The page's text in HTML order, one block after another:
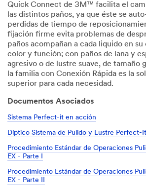
Quick Connect de 3M™ facilita el
las distintos paños, ya que éste se
perdidas de tiempo de
fijación firme evita problemas de
paños acompañan a cada liquido en
color y función; con paños de lana y
agresivo o de lustre suave, de tamaño
la familia con Conexión Rápida es la
superior para cada necesidad.
Documentos Asociados
Sistema Perfect-it en acción
Díptico Sistema de Pulido y Lustre Perfect-
Procedimiento Estándar de Operaciones
EX - Parte I
Procedimiento Estándar de Operaciones
EX - Parte II